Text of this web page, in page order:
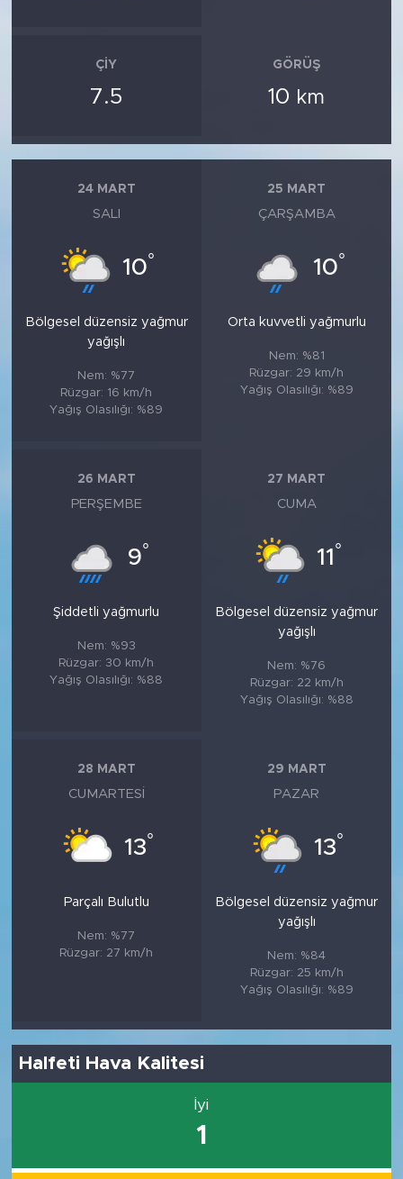
ÇIY
7.5
GÖRÜŞ
10 km
24 MART
SALI
10°
Bölgesel düzensiz yağmur
yağışlı
Nem: %77
Rüzgar: 16 km/h
Yağış Olasılığı: %89
25 MART
ÇARŞAMBA
10°
Orta kuvvetli yağmurlu
Nem: %81
Rüzgar: 29 km/h
Yağış Olasılığı: %89
26 MART
PERŞEMBE
9°
Şiddetli yağmurlu
Nem: %93
Rüzgar: 30 km/h
Yağış Olasılığı: %88
27 MART
CUMA
11 °
Bölgesel düzensiz yağmur
yağışlı
Nem: %76
Rüzgar: 22 km/h
Yağış Olasılığı: %88
28 MART
CUMARTESI
13°
Parçalı Bulutlu
Nem: %77
Rüzgar: 27 km/h
29 MART
PAZAR
13°
Bölgesel düzensiz yağmur
yağışlı
Nem: %84
Rüzgar: 25 km/h
Yağış Olasılığı: %89
Halfeti Hava Kalitesi
İyi
1